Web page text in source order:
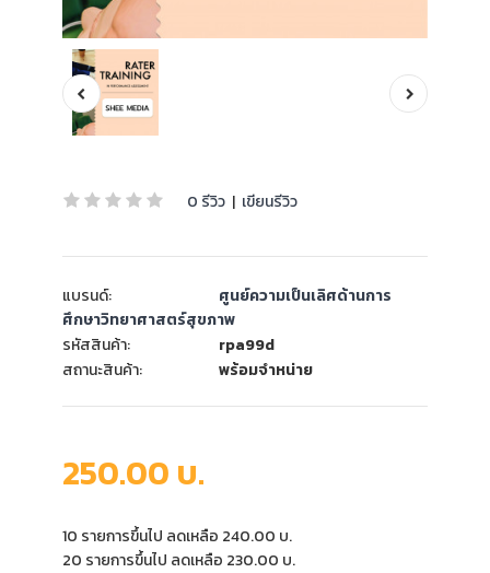
0 รีวิว | เขียนรีวิว
แบรนด์:
ศูนย์ความเป็นเลิศด้านการ
ศึกษาวิทยาศาสตร์สุขภาพ
รหัสสินค้า:
rpa99d
สถานะสินค้า:
พร้อมจำหน่าย
250.00 บ.
10 รายการขึ้นไป ลดเหลือ 240.00 บ.
20 รายการขึ้นไป ลดเหลือ 230.00 บ.